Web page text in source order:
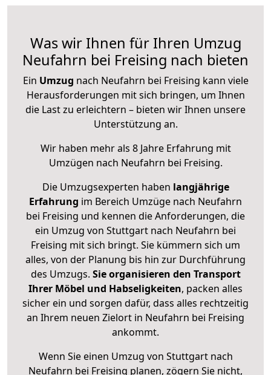
Was wir Ihnen für Ihren Umzug
Neufahrn bei Freising nach bieten
Ein Umzug nach Neufahrn bei Freising kann viele
Herausforderungen mit sich bringen, um Ihnen
die Last zu erleichtern – bieten wir Ihnen unsere
Unterstützung an.
Wir haben mehr als 8 Jahre Erfahrung mit
Umzügen nach Neufahrn bei Freising.
Die Umzugsexperten haben langjährige
Erfahrung im Bereich Umzüge nach Neufahrn
bei Freising und kennen die Anforderungen, die
ein Umzug von Stuttgart nach Neufahrn bei
Freising mit sich bringt. Sie kümmern sich um
alles, von der Planung bis hin zur Durchführung
des Umzugs. Sie organisieren den Transport
Ihrer Möbel und Habseligkeiten, packen alles
sicher ein und sorgen dafür, dass alles rechtzeitig
an Ihrem neuen Zielort in Neufahrn bei Freising
ankommt.
Wenn Sie einen Umzug von Stuttgart nach
Neufahrn bei Freising planen, zögern Sie nicht,